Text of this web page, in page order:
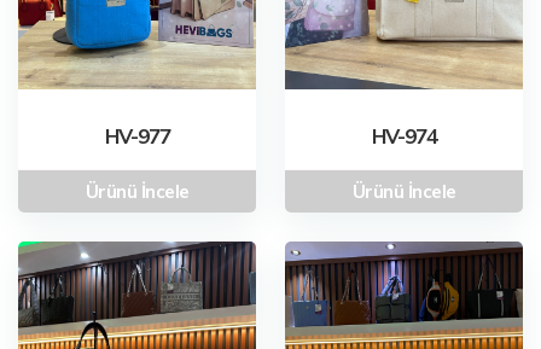
HV-977
Ürünü İncele
HV-974
Ürünü İncele